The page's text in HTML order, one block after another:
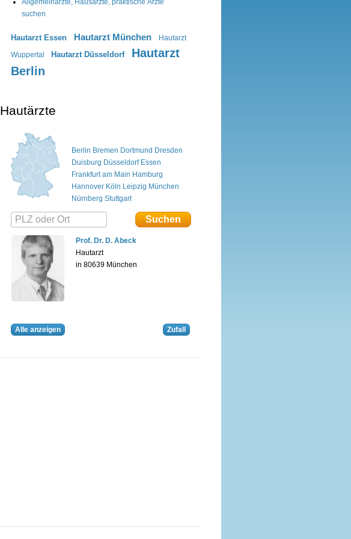
suchen
Hautarzt Essen Hautarzt München
Hautarzt
Wuppertal
Hautarzt Düsseldorf
Hautarzt
Berlin
Hautärzte
Berlin Bremen Dortmund Dresden
Duisburg Düsseldorf Essen
Frankfurt am Main Hamburg
Hannover Köln Leipzig München
Nürnberg Stuttgart
Prof. Dr. D. Abeck
Hautarzt
in 80639 München
Alle anzeigen Zufall